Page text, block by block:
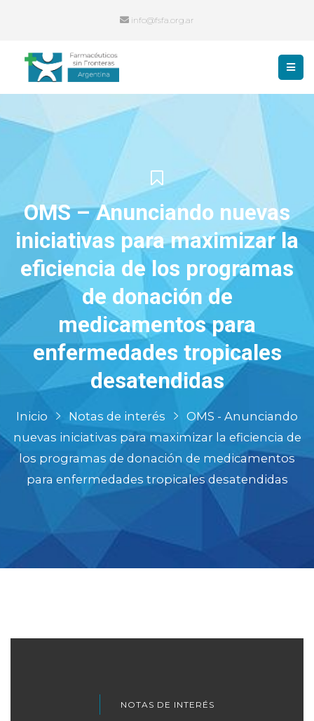
info@fsfa.org.ar
OMS – Anunciando nuevas
iniciativas para maximizar la
eficiencia de los programas
de donación de
medicamentos para
enfermedades tropicales
desatendidas
Inicio Notas de interés
OMS - Anunciando
nuevas iniciativas para maximizar la eficiencia de
los programas de donación de medicamentos
para enfermedades tropicales desatendidas
NOTAS DE INTERÉS